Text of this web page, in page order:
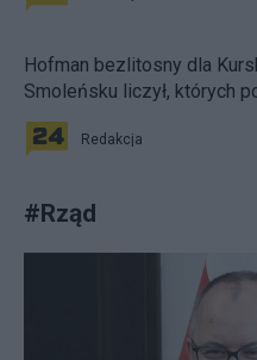
Hofman bezlitosny dla
Smoleńsku liczył, których
Redakcja
#Rząd